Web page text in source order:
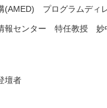
(AMED) プログラムディ
報センター 特任教授
壇者